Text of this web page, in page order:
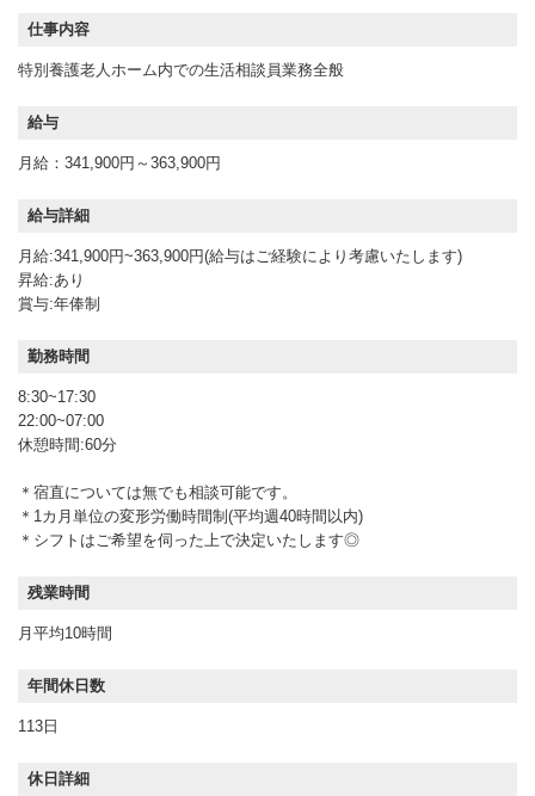
仕事内容
特別養護老人ホーム内での生活相談員業務全般
給与
月給：341,900円～363,900円
給与詳細
月給:341,900円~363,900円(給与はご経験により考慮いたします)
昇給:あり
賞与:年俸制
勤務時間
8:30~17:30
22:00~07:00
休憩時間:60分
＊宿直については無でも相談可能です。
＊1カ月単位の変形労働時間制(平均週40時間以内)
＊シフトはご希望を伺った上で決定いたします◎
残業時間
月平均10時間
年間休日数
113日
休日詳細